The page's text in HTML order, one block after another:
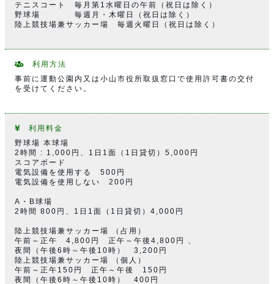
テニスコート 毎月第1水曜日の午前（祝日は除く）
野球場 毎週月・木曜日（祝日は除く）
陸上競技場兼サッカー場 毎週火曜日（祝日は除く）
利用方法
事前に運動公園内又は小山市役所取扱窓口で使用許可書の交付
を受けてください。
利用料金
野球場 本球場
2時間 : 1,000円、1日1面（1日貸切）5,000円
スコアボード
電気設備を使用する 500円
電気設備を使用しない 200円
A・B球場
2時間 800円、1日1面（1日貸切）4,000円
陸上競技場兼サッカー場 （占用）
午前～正午 4,800円 正午～午後4,800円 、
夜間（午後6時～午後10時） 3,200円
陸上競技場兼サッカー場 （個人）
午前～正午150円 正午～午後 150円
夜間（午後6時～午後10時） 400円